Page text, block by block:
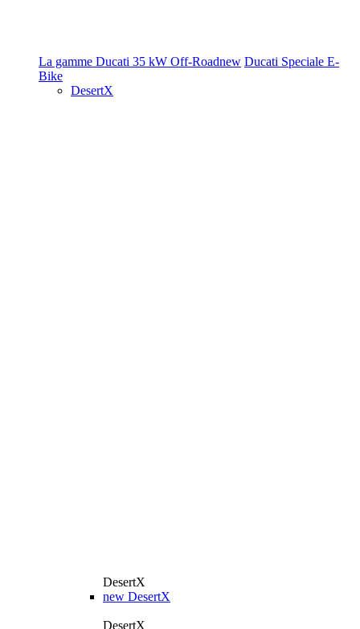
La gamme Ducati 35 kW Off-Roadnew Ducati Speciale E-
Bike
DesertX
DesertX
new DesertX
DesertX